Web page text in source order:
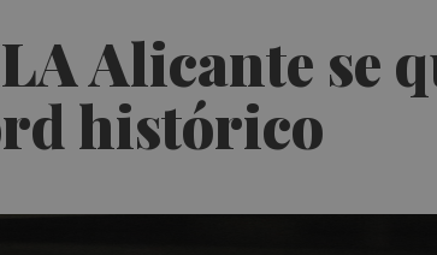
Alicante se
histórico